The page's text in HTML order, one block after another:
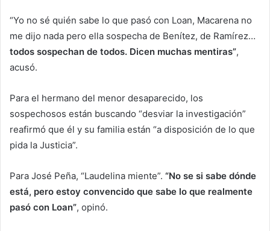
“Yo no sé quién sabe lo que pasó con Loan, Macarena no
me dijo nada pero ella sospecha de Benítez, de Ramírez…
todos sospechan de todos. Dicen muchas mentiras”,
acusó.
Para el hermano del menor desaparecido, los
sospechosos están buscando “desviar la investigación”
reafirmó que él y su familia están “a disposición de lo que
pida la Justicia”.
Para José Peña, “Laudelina miente”. “No se si sabe dónde
está, pero estoy convencido que sabe lo que realmente
pasó con Loan”, opinó.